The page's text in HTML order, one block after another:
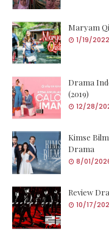
Maryam
1/19/2022
Drama
(2019)
12/28/
Kimse
Drama
8/01/
Review
10/17/